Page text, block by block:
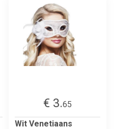
€ 3.65
Wit Venetiaans